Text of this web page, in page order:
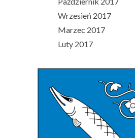
Wrzesień 2017
Marzec 2017
Luty 2017